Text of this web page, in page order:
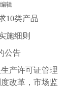
编辑
类产品
施细则
公告
产许可证管理
改革，市场监